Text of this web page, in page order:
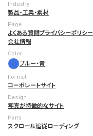
Industry
製品・工業・素材
Page
よくある質問プライバシーポリシー
会社情報
Color
ブルー・青
Format
コーポレートサイト
Design
写真が特徴的なサイト
Parts
スクロール追従ローディング